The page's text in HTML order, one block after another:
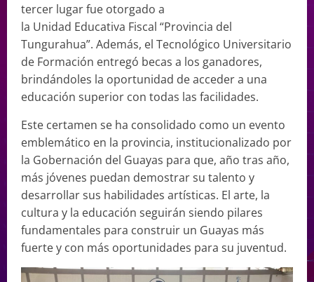
tercer lugar fue otorgado a
la Unidad Educativa Fiscal “Provincia del
Tungurahua”. Además, el Tecnológico Universitario
de Formación entregó becas a los ganadores,
brindándoles la oportunidad de acceder a una
educación superior con todas las facilidades.
Este certamen se ha consolidado como un evento
emblemático en la provincia, institucionalizado por
la Gobernación del Guayas para que, año tras año,
más jóvenes puedan demostrar su talento y
desarrollar sus habilidades artísticas. El arte, la
cultura y la educación seguirán siendo pilares
fundamentales para construir un Guayas más
fuerte y con más oportunidades para su juventud.